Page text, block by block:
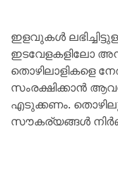
ഇളവുകൾ
ഇടവേളകളിലോ
തൊഴിലാളികളെ
സംരക്ഷിക്കാൻ
എടുക്കണം.
സൗകര്യങ്ങൾ